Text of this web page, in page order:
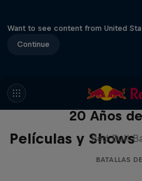
Want to see content from United
Continue
Películas y Shows
Red Bull Batalla
20 Años
Red Bull
BATALLAS